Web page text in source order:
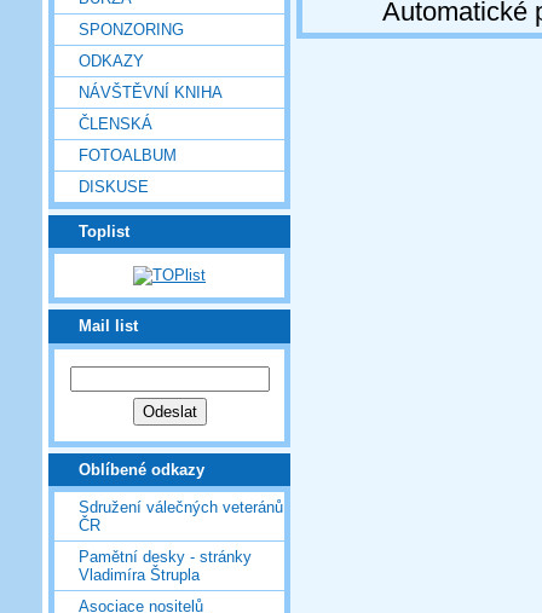
SPONZORING
ODKAZY
NÁVŠTĚVNÍ KNIHA
ČLENSKÁ
FOTOALBUM
DISKUSE
Toplist
Mail list
Oblíbené odkazy
Sdružení válečných veteránů
ČR
Pamětní desky - stránky
Vladimíra Štrupla
Asociace nositelů
Automatické